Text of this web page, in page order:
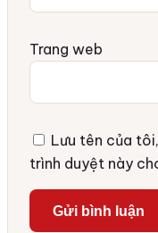
Trang web
Lưu tên của
trình duyệt này